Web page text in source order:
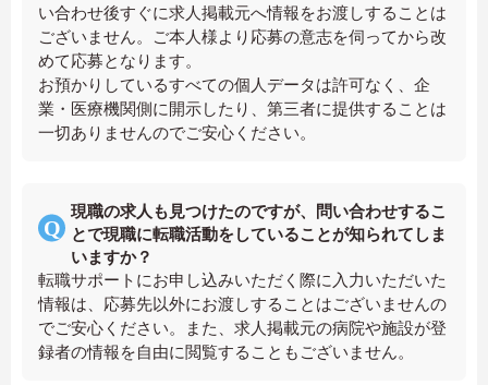
い合わせ後すぐに求人掲載元へ情報をお渡しすることは
ございません。ご本人様より応募の意志を伺ってから改
めて応募となります。
お預かりしているすべての個人データは許可なく、企
業・医療機関側に開示したり、第三者に提供することは
一切ありませんのでご安心ください。
現職の求人も見つけたのですが、問い合わせするこ
とで現職に転職活動をしていることが知られてしま
いますか？
転職サポートにお申し込みいただく際に入力いただいた
情報は、応募先以外にお渡しすることはございませんの
でご安心ください。また、求人掲載元の病院や施設が登
録者の情報を自由に閲覧することもございません。